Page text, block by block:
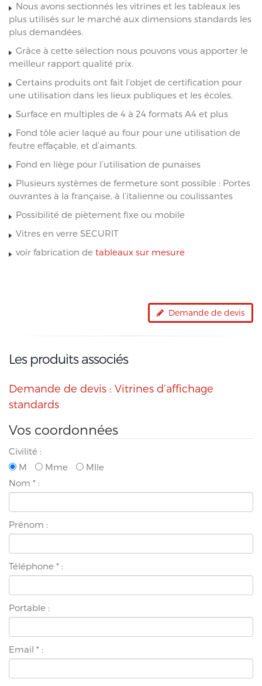
Nous avons sectionnés les vitrines et les tableaux les
plus utilisés sur le marché aux dimensions standards les
plus demandées.
Grâce à cette sélection nous pouvons vous apporter le
meilleur rapport qualité prix.
Certains produits ont fait l’objet de certification pour
une utilisation dans les lieux publiques et les écoles.
Surface en multiples de 4 à 24 formats A4 et plus
Fond tôle acier laqué au four pour une utilisation de
feutre effaçable, et d’aimants.
Fond en liège pour l’utilisation de punaises
Plusieurs systèmes de fermeture sont possible : Portes
ouvrantes à la française, à l’italienne ou coulissantes
Possibilité de piètement fixe ou mobile
Vitres en verre SECURIT
voir fabrication de tableaux sur mesure
Demande de devis
Les produits associés
Demande de devis : Vitrines d’affichage
standards
Vos coordonnées
Civilité :
M
Mme
Mlle
Nom * :
Prénom :
Téléphone * :
Portable :
Email * :